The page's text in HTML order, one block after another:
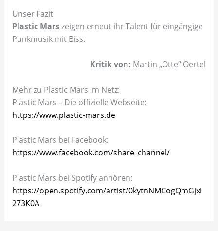
Unser Fazit:
Plastic Marszeigen erneut ihr Talent für eingängige
Punkmusik mit Biss.
Kritik von: Martin „Otte“ Oertel
Mehr zu Plastic Mars im Netz:
Plastic Mars – Die offizielle Webseite:
https://www.plastic-mars.de
Plastic Mars bei Facebook:
https://www.facebook.com/share_channel/
Plastic Mars bei Spotify anhören:
https://open.spotify.com/artist/0kytnNMCogQmGjxi
273K0A